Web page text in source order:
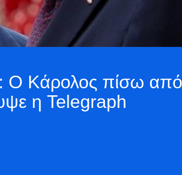
Κάρολος πίσω από
η Telegraph